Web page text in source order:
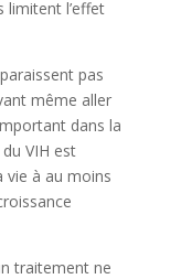
limitent l’effet
pas
même aller
dans la
VIH est
vie à au moins
traitement ne